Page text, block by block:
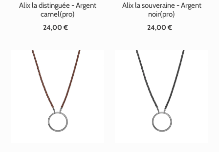
:
Alix la distinguée - Argent
camel(pro)
Prix
24,00 €
Alix la souveraine - Argent
noir(pro)
Prix
24,00 €